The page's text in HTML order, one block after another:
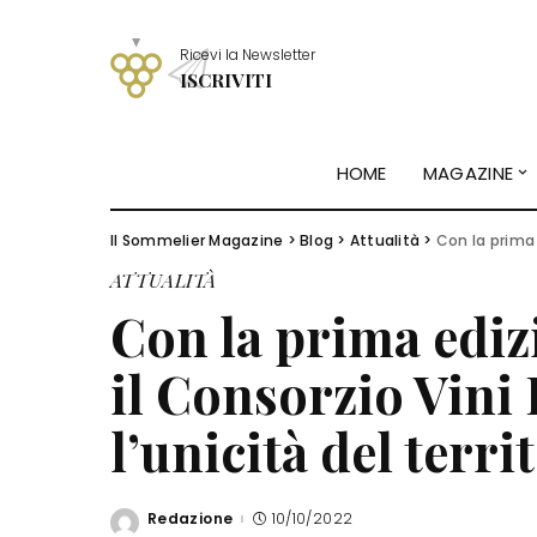
Ricevi la Newsletter
ISCRIVITI
HOME MAGAZINE
Il Sommelier Magazine >Blog > Attualità > Con la prima
ATTUALITÀ
Con la prima
il Consorzio Vini
l’unicità del
Posted
Redazione 10/10/2022